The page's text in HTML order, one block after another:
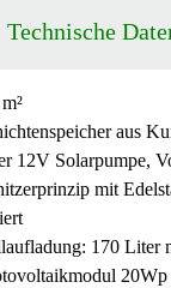
Technische
aus
12V Solarpumpe,
mit
170 Liter